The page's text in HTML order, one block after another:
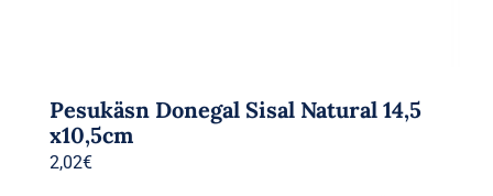
Pesukäsn Donegal Sisal Natural 14,5
x10,5cm
2,02€